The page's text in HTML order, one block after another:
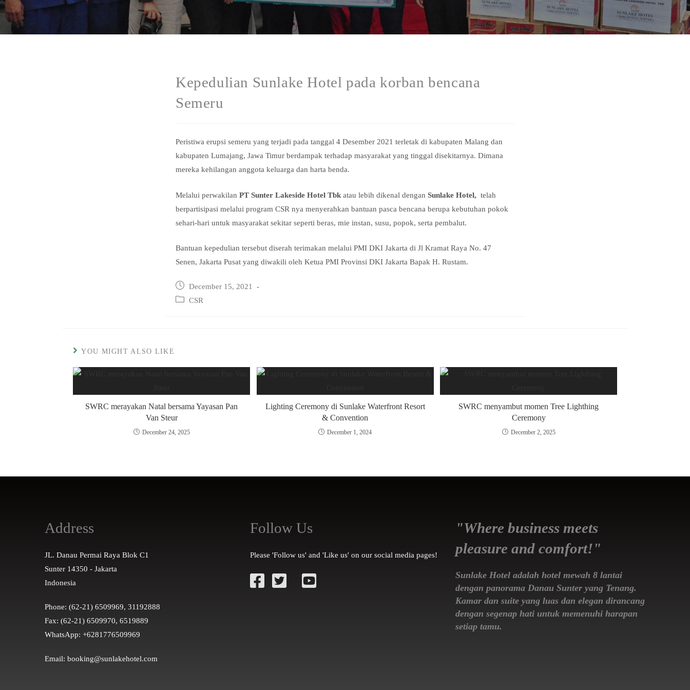
Kepedulian Sunlake Hotel pada korban bencana
Semeru
Peristiwa erupsi semeru yang terjadi pada tanggal 4 Desember 2021 terletak di kabupaten Malang dan
kabupaten Lumajang, Jawa Timur berdampak terhadap masyarakat yang tinggal disekitarnya. Dimana
mereka kehilangan anggota keluarga dan harta benda.
Melalui perwakilan PT Sunter Lakeside Hotel Tbk atau lebih dikenal dengan Sunlake Hotel, telah
berpartisipasi melalui program CSR nya menyerahkan bantuan pasca bencana berupa kebutuhan pokok
sehari-hari untuk masyarakat sekitar seperti beras, mie instan, susu, popok, serta pembalut.
Bantuan kepedulian tersebut diserah terimakan melalui PMI DKI Jakarta di Jl Kramat Raya No. 47
Senen, Jakarta Pusat yang diwakili oleh Ketua PMI Provinsi DKI Jakarta Bapak H. Rustam.
Post
published:
December 15, 2021
Post CSR
YOU MIGHT ALSO LIKE
SWRC merayakan Natal bersama Yayasan Pan
Van Steur
December 24, 2025
Lighting Ceremony di Sunlake Waterfront Resort
& Convention
December 1, 2024
SWRC menyambut momen Tree Lighthing
Ceremony
December 2, 2025
Address
JL. Danau Permai Raya Blok C1
Sunter 14350 - Jakarta
Indonesia
Phone: (62-21) 6509969, 31192888
Fax: (62-21) 6509970, 6519889
WhatsApp: +6281776509969
Email: booking@sunlakehotel.com
Follow Us
Please 'Follow us' and 'Like us' on our social media pages!
"Where business meets
pleasure and comfort!"
Sunlake Hotel adalah hotel mewah 8 lantai
dengan panorama Danau Sunter yang Tenang.
Kamar dan suite yang luas dan elegan dirancang
dengan segenap hati untuk memenuhi harapan
setiap tamu.